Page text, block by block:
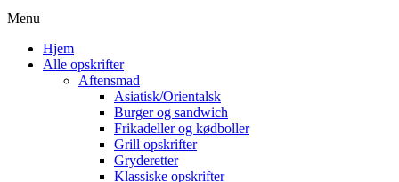
Menu
Hjem
Alle opskrifter
Aftensmad
Asiatisk/Orientalsk
Burger og sandwich
Frikadeller og kødboller
Grill opskrifter
Gryderetter
Klassiske opskrifter